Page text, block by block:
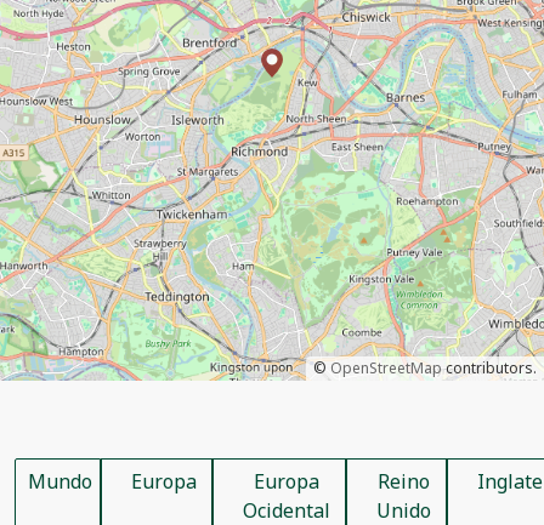
©OpenStreetMapcontributors.
Mundo Europa
Europa
Ocidental
Reino
Unido